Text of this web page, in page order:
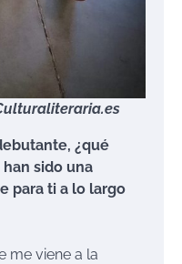
¿qué
sido una
para ti a lo largo
viene a la